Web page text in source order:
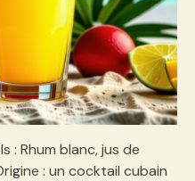
: Rhum blanc, jus de
: un cocktail cubain